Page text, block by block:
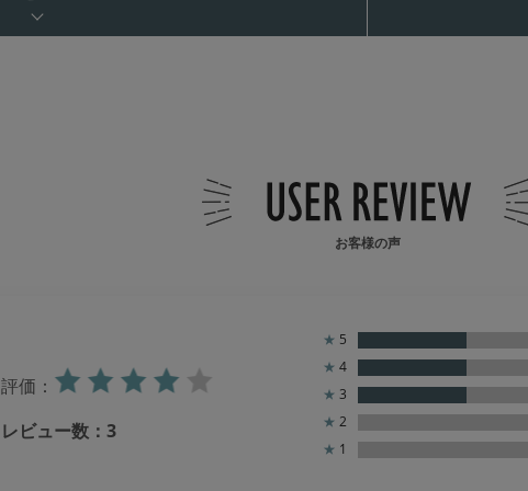
お客様の声
評価：
レビュー数： 3
★ 5
★ 4
★ 3
★ 2
★ 1